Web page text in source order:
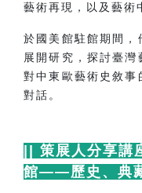
藝術再現，以及藝術
於國美館駐館期間，
展開研究，探討臺
對中東歐藝術史敘事
對話。
策展人分享講
館——歷史、典